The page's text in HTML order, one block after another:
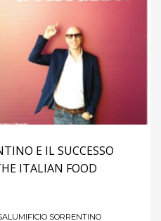
E IL SUCCESSO
ITALIAN FOOD
SORRENTINO